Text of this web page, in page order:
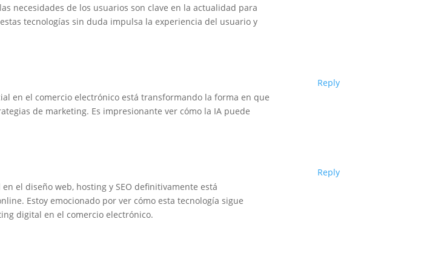
necesidades de los usuarios son clave en la actualidad para
tecnologías sin duda impulsa la experiencia del usuario y
en el comercio electrónico está transformando la forma en que
de marketing. Es impresionante ver cómo la IA puede
Reply
el diseño web, hosting y SEO definitivamente está
Estoy emocionado por ver cómo esta tecnología sigue
digital en el comercio electrónico.
Reply